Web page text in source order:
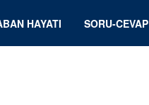
HAYATI SORU-CEVAP